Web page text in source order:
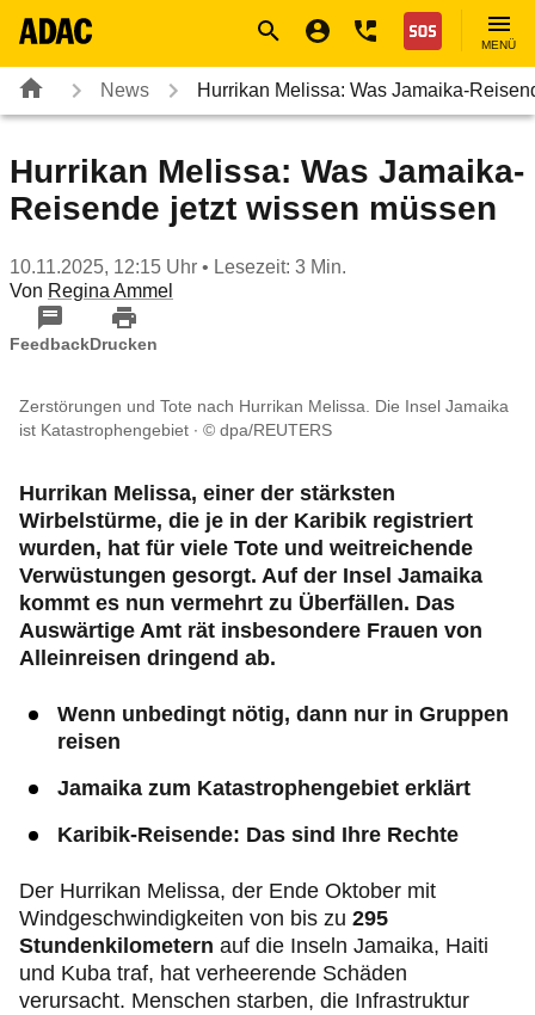
Nothilfe
MENÜ
News Hurrikan Melissa: Was Jamaika-
Hurrikan Melissa: Was Jamaika-
Reisende jetzt wissen müssen
10.11.2025, 12:15 Uhr • Lesezeit: 3 Min.
Von Regina Ammel
FeedbackDrucken
Zerstörungen und Tote nach Hurrikan Melissa. Die Insel Jamaika
ist Katastrophengebiet
© dpa/REUTERS
Hurrikan Melissa, einer der stärksten
Wirbelstürme, die je in der Karibik registriert
wurden, hat für viele Tote und weitreichende
Verwüstungen gesorgt. Auf der Insel Jamaika
kommt es nun vermehrt zu Überfällen. Das
Auswärtige Amt rät insbesondere Frauen von
Alleinreisen dringend ab.
Wenn unbedingt nötig, dann nur in Gruppen
reisen
Jamaika zum Katastrophengebiet erklärt
Karibik-Reisende: Das sind Ihre Rechte
Der Hurrikan Melissa, der Ende Oktober mit
Windgeschwindigkeiten von bis zu 295
Stundenkilometern auf die Inseln Jamaika, Haiti
und Kuba traf, hat verheerende Schäden
verursacht. Menschen starben, die Infrastruktur